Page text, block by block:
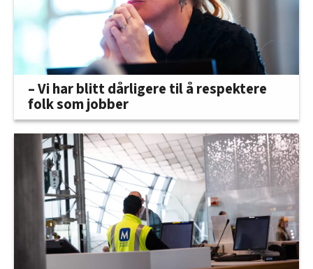
– Vi har blitt dårligere til å respektere
folk som jobber